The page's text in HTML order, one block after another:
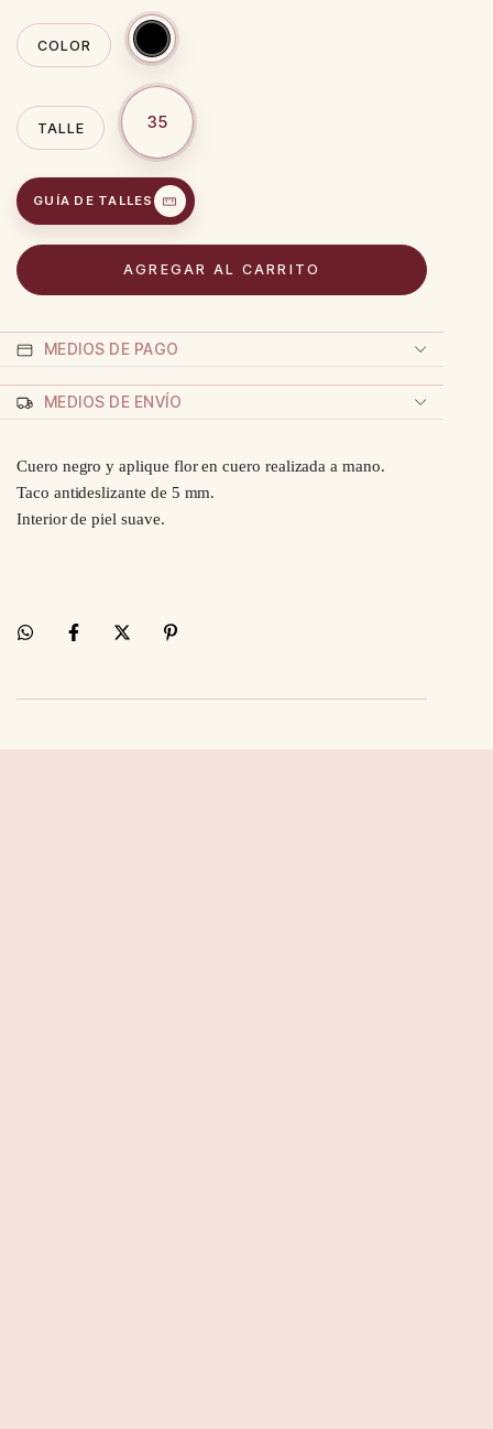
COLOR
TALLE 35
GUÍA DE TALLES
MEDIOS DE PAGO
MEDIOS DE ENVÍO
Cuero negro y aplique flor en cuero realizada a mano.
Taco antideslizante de 5 mm.
Interior de piel suave.